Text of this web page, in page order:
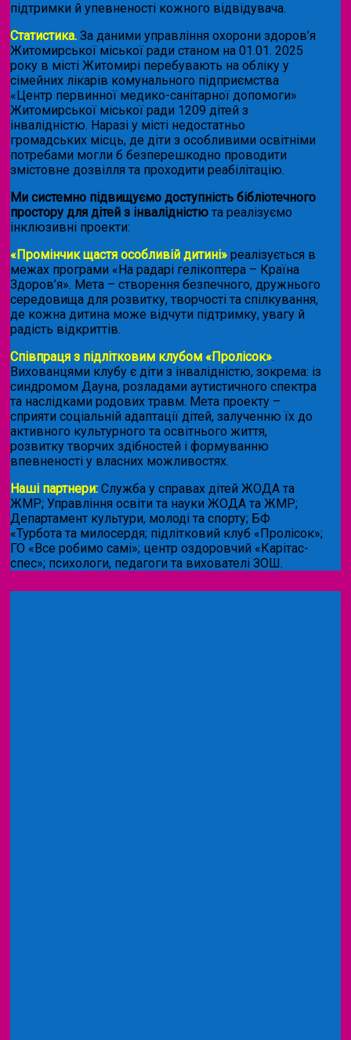
підтримки й упевненості кожного відвідувача.
Статистика. За даними управління охорони здоров’я
Житомирської міської ради станом на 01.01. 2025
року в місті Житомирі перебувають на обліку у
сімейних лікарів комунального підприємства
«Центр первинної медико-санітарної допомоги»
Житомирської міської ради 1209 дітей з
інвалідністю. Наразі у місті недостатньо
громадських місць, де діти з особливими освітніми
потребами могли б безперешкодно проводити
змістовне дозвілля та проходити реабілітацію.
Ми системно підвищуємо доступність бібліотечного
простору для дітей з інвалідністю та реалізуємо
інклюзивні проекти:
«Промінчик щастя особливій дитині» реалізується в
межах програми «На радарі гелікоптера – Країна
Здоров’я». Мета – створення безпечного, дружнього
середовища для розвитку, творчості та спілкування,
де кожна дитина може відчути підтримку, увагу й
радість відкриттів.
Співпраця з підлітковим клубом «Пролісок».
Вихованцями клубу є діти з інвалідністю, зокрема: із
синдромом Дауна, розладами аутистичного спектра
та наслідками родових травм. Мета проекту –
сприяти соціальній адаптації дітей, залученню їх до
активного культурного та освітнього життя,
розвитку творчих здібностей і формуванню
впевненості у власних можливостях.
Наші партнери: Служба у справах дітей ЖОДА та
ЖМР; Управління освіти та науки ЖОДА та ЖМР;
Департамент культури, молоді та спорту; БФ
«Турбота та милосердя; підлітковий клуб «Пролісок»;
ГО «Все робимо самі»; центр оздоровчий «Карітас-
спес»; психологи, педагоги та вихователі ЗОШ.